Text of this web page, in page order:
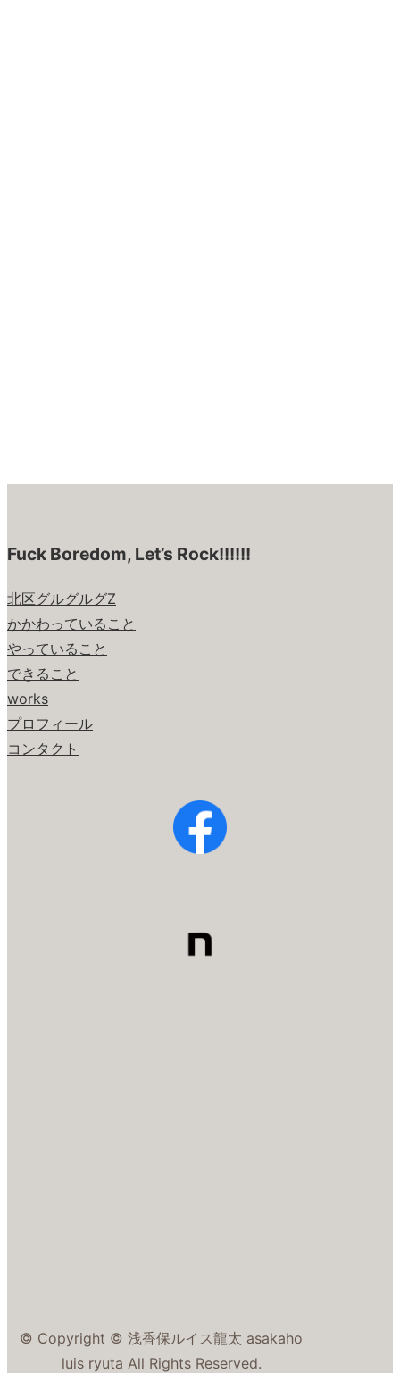
Fuck Boredom, Let’s Rock!!!!!!
北区グルグルグZ
かかわっていること
やっていること
できること
works
プロフィール
コンタクト
© Copyright © 浅香保ルイス龍太 asakaho
luis ryuta All Rights Reserved.